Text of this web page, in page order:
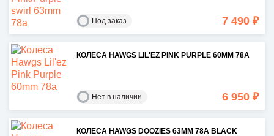
Под заказ 7 490 ₽
КОЛЕСА HAWGS LIL'EZ PINK PURPLE 60MM 78A
Нет в наличии 6 950 ₽
КОЛЕСА HAWGS DOOZIES 63MM 78A BLACK